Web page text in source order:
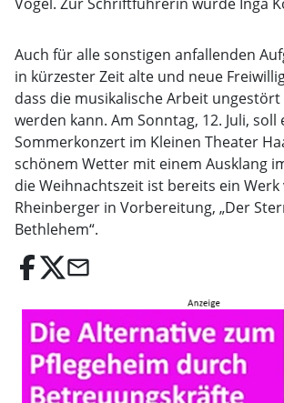
Auch für alle sonstigen anfallenden
in kürzester Zeit alte und neue
dass die musikalische Arbeit
werden kann. Am Sonntag, 12. Juli, soll
Sommerkonzert im Kleinen Theater
schönem Wetter mit einem Ausklang
die Weihnachtszeit ist bereits ein Werk
Rheinberger in Vorbereitung, „Der
Bethlehem“.
email